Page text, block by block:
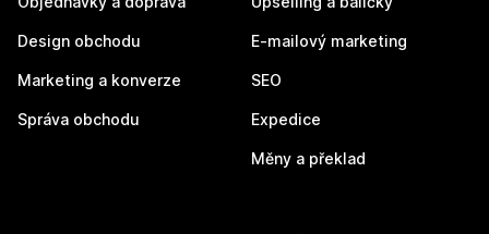
Design obchodu
Marketing a konverze
Správa obchodu
E-mailový marketing
SEO
Expedice
Měny a překlad